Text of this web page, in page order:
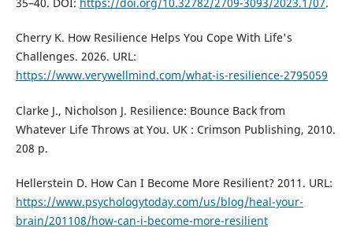
35–40. DOI: https://doi.org/10.32782/2709-3093/2023.1/07.
Cherry K. How Resilience Helps You Cope With Life's
Challenges. 2026. URL:
https://www.verywellmind.com/what-is-resilience-2795059
Clarke J., Nicholson J. Resilience: Bounce Back from
Whatever Life Throws at You. UK : Crimson Publishing, 2010.
208 р.
Hellerstein D. How Can I Become More Resilient? 2011. URL:
https://www.psychologytoday.com/us/blog/heal-your-
brain/201108/how-can-i-become-more-resilient